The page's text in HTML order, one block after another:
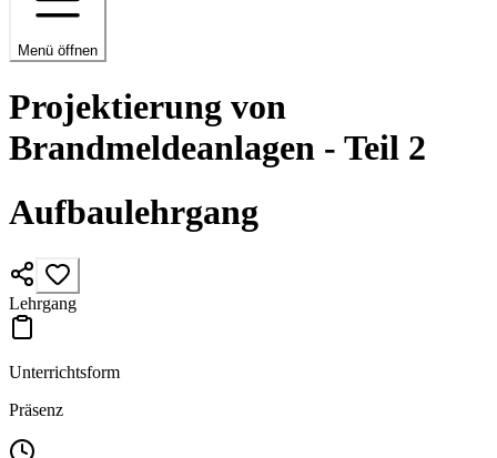
Menü öffnen
Projektierung von
Brandmeldeanlagen - Teil 2
Aufbaulehrgang
Lehrgang
Unterrichtsform
Präsenz